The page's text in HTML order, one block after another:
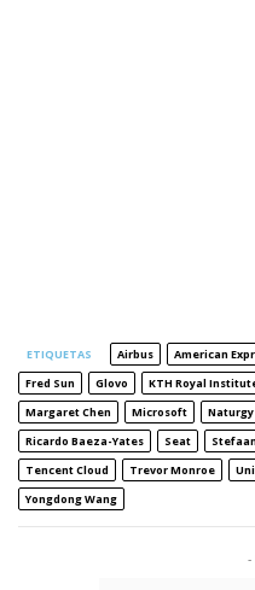
ETIQUETAS Airbus American
Fred Sun
Glovo KTH Royal
Margaret Chen
Microsoft Naturgy
Ricardo Baeza-Yates
Seat
Tencent Cloud
Trevor Monroe
Yongdong Wang
-